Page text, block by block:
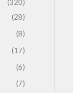
(320)
(28)
(8)
(17)
(6)
(7)